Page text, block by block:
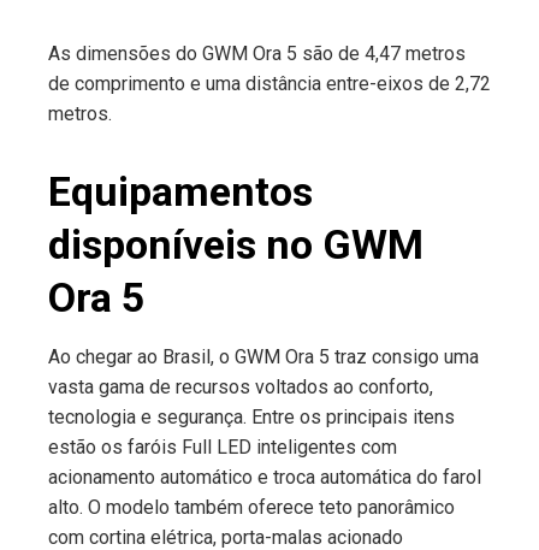
As dimensões do GWM Ora 5 são de 4,47 metros
de comprimento e uma distância entre-eixos de 2,72
metros.
Equipamentos
disponíveis no GWM
Ora 5
Ao chegar ao Brasil, o GWM Ora 5 traz consigo uma
vasta gama de recursos voltados ao conforto,
tecnologia e segurança. Entre os principais itens
estão os faróis Full LED inteligentes com
acionamento automático e troca automática do farol
alto. O modelo também oferece teto panorâmico
com cortina elétrica, porta-malas acionado